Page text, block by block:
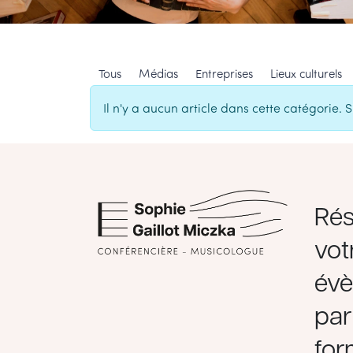
Tous Médias Entreprises Lieux culturels
Il n'y a aucun article dans cette catégorie.